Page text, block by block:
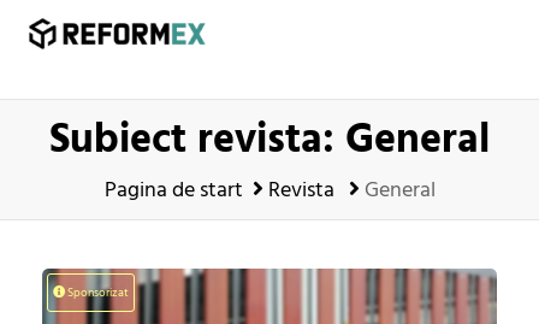
Subiect revista: General
Pagina de start Revista General
Sponsorizat